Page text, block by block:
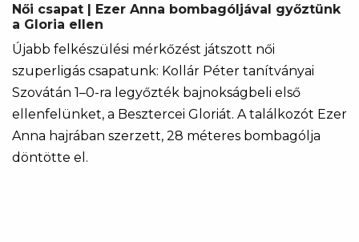
Női csapat | Ezer Anna bombagóljával győztünk
a Gloria ellen
Újabb felkészülési mérkőzést játszott női
szuperligás csapatunk: Kollár Péter tanítványai
Szovátán 1–0-ra legyőzték bajnokságbeli első
ellenfelünket, a Besztercei Gloriát. A találkozót Ezer
Anna hajrában szerzett, 28 méteres bombagólja
döntötte el.